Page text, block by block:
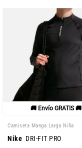
🚚 Envío GRATIS 🚚
Camiseta Manga Larga Niña
Nike DRI-FIT PRO